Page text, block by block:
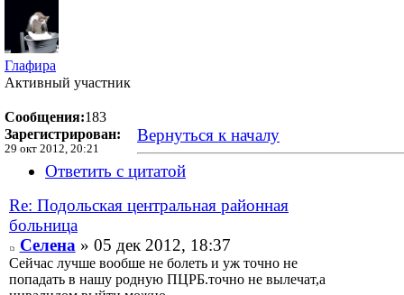
Глафира
Активный участник
Сообщения:183
Зарегистрирован:
29 окт 2012, 20:21
Вернуться к началу
Ответить с цитатой
Re: Подольская центральная районная
больница
Селена» 05 дек 2012, 18:37
Сейчас лучше вообше не болеть и уж точно не
попадать в нашу родную ПЦРБ.точно не вылечат,а